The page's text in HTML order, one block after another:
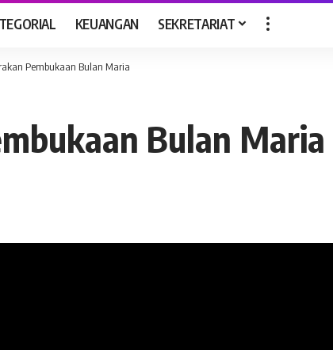
KEUANGAN SEKRETARIAT
Pembukaan Bulan Maria
Bulan Maria